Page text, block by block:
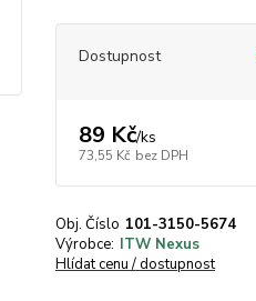
Dostupnost
89 Kč/ks
73,55 Kč bez DPH
Obj. Číslo 101-3150-5674
Výrobce: ITW Nexus
Hlídat cenu / dostupnost